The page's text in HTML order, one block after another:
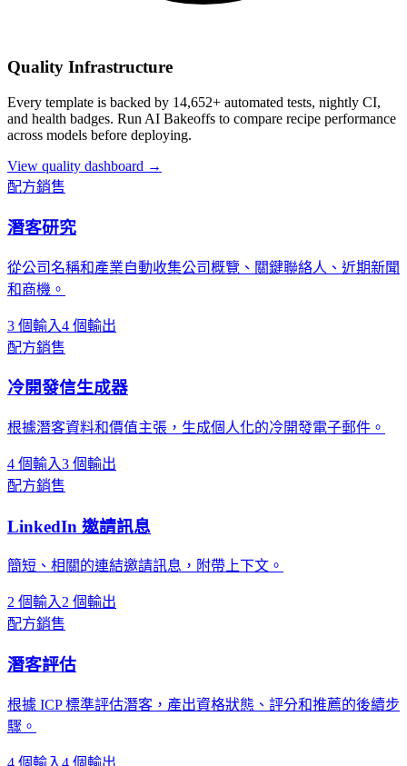
Quality Infrastructure
Every template is backed by 14,652+ automated tests, nightly CI,
and health badges. Run AI Bakeoffs to compare recipe performance
across models before deploying.
View quality dashboard →
配方銷售
潛客研究
從公司名稱和產業自動收集公司概覽、關鍵聯絡人、近期新聞
和商機。
3 個輸入4 個輸出
配方銷售
冷開發信生成器
根據潛客資料和價值主張，生成個人化的冷開發電子郵件。
4 個輸入3 個輸出
配方銷售
LinkedIn 邀請訊息
簡短、相關的連結邀請訊息，附帶上下文。
2 個輸入2 個輸出
配方銷售
潛客評估
根據 ICP 標準評估潛客，產出資格狀態、評分和推薦的後續步
驟。
4 個輸入4 個輸出